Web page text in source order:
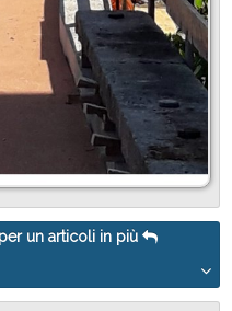
un articoli in più